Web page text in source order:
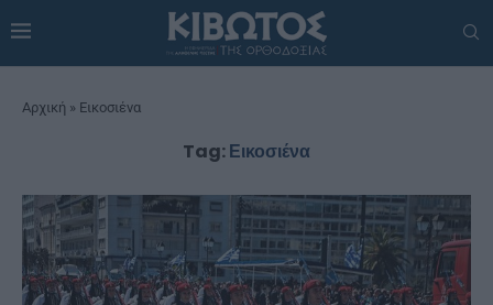
Αρχική » Εικοσιένα
Tag:Εικοσιένα